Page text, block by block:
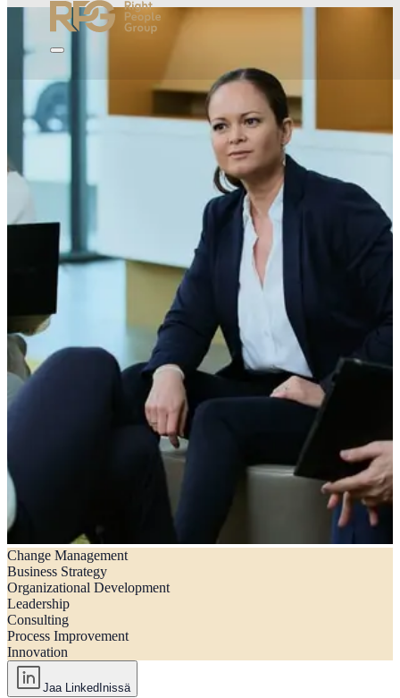
Navigointi muutoksessa: Miten konsultin palkkaaminen voi auttaa
yritystäsi menestymään?
Change Management
Business Strategy
Organizational Development
Leadership
Consulting
Process Improvement
Innovation
Jaa LinkedInissä